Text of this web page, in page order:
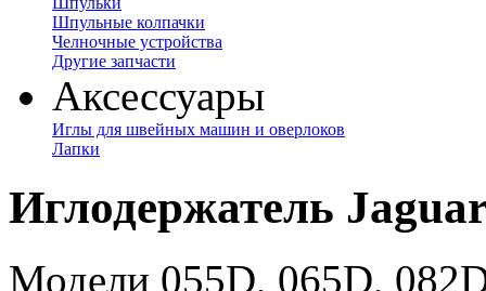
Шпульные колпачки
Челночные устройства
Другие запчасти
Аксессуары
Иглы для швейных машин и оверлоков
Лапки
Иглодержатель
Модели 055D, 065D,